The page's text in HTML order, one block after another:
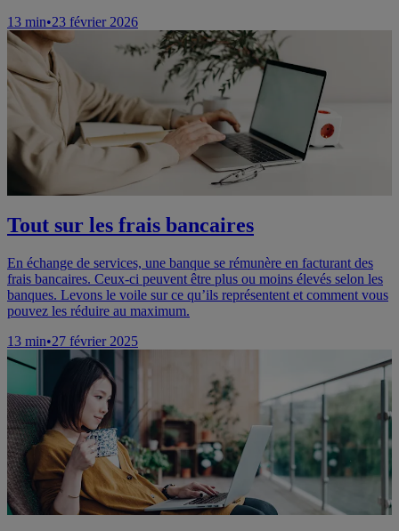
13 min•23 février 2026
Tout sur les frais bancaires
En échange de services, une banque se rémunère en facturant des
frais bancaires. Ceux-ci peuvent être plus ou moins élevés selon les
banques. Levons le voile sur ce qu’ils représentent et comment vous
pouvez les réduire au maximum.
13 min•27 février 2025